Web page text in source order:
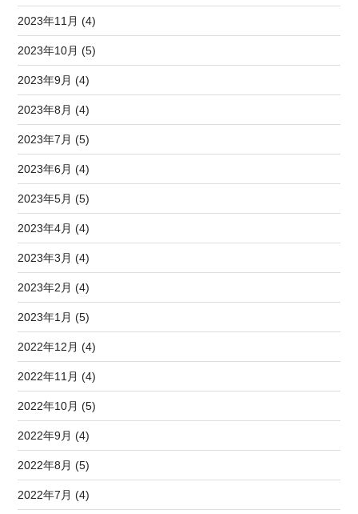
2023年11月 (4)
2023年10月 (5)
2023年9月 (4)
2023年8月 (4)
2023年7月 (5)
2023年6月 (4)
2023年5月 (5)
2023年4月 (4)
2023年3月 (4)
2023年2月 (4)
2023年1月 (5)
2022年12月 (4)
2022年11月 (4)
2022年10月 (5)
2022年9月 (4)
2022年8月 (5)
2022年7月 (4)